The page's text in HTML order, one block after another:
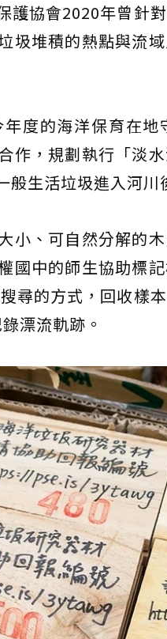
護協會2020年曾針
圾堆積的熱點與流
度的海洋保育在
作，規劃執行「淡
生活垃圾進入河川
小、可自然分解的
國中的師生協助標
尋的方式，回收樣
漂流軌跡。